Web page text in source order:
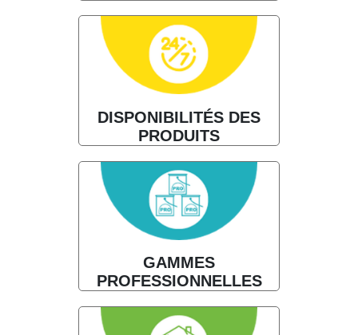
DISPONIBILITÉS DES
PRODUITS
GAMMES
PROFESSIONNELLES